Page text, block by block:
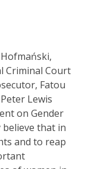
Criminal Court
Fatou
Lewis
on Gender
believe that in
and to reap